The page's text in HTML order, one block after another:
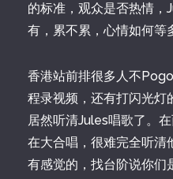
的标准，观众是否热情
有，累不累，心情如何等
香港站前排很多人不
程录视频，还有打闪光灯
居然听清Jules唱歌了。
在大合唱，很难完全听清
有感觉的，找台阶说你们